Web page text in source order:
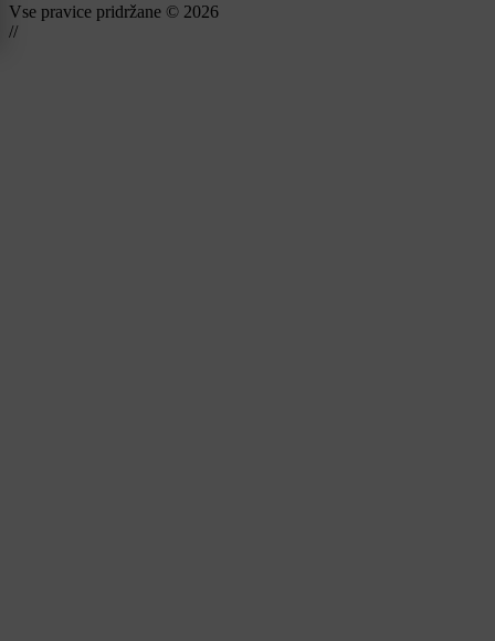
Vse pravice pridržane © 2026
//